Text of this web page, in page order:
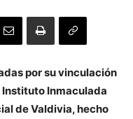
por su vinculación
Inmaculada
de Valdivia, hecho